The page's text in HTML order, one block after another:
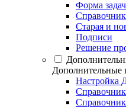
Форма
Старая и
Подписи
Решение
Дополнительные
Настройка